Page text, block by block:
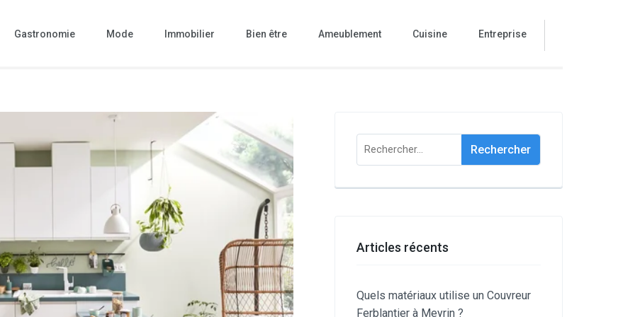
Gastronomie Mode Immobilier Bien être Ameublement Cuisine Entreprise
Rechercher :
Articles récents
Quels matériaux utilise un Couvreur
Ferblantier à Meyrin ?